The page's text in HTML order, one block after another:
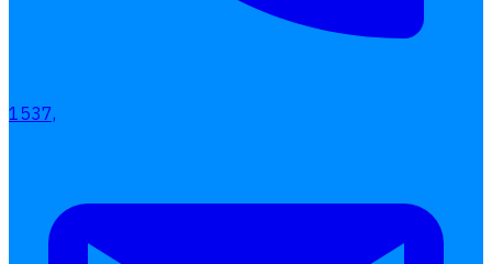
เอกสารออนไลน์
1537,